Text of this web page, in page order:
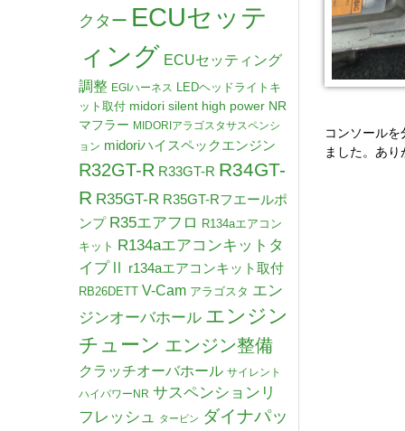
コンソール
ました。あ
クター ECUセッテ
ィング ECUセッティング
調整 EGIハーネス LEDヘッドライトキ
ット取付 midori silent high power NR
マフラー MIDORIアラゴスタサスペンシ
ョン midoriハイスペックエンジン
R32GT-R R33GT-R R34GT-
R R35GT-R R35GT-Rフエールポ
ンプ R35エアフロ R134aエアコン
キット R134aエアコンキットタ
イプⅡ
r134aエアコンキット取付
RB26DETT V-Cam アラゴスタ エン
ジンオーバホール エンジン
チューン エンジン整備
クラッチオーバホール サイレント
ハイパワーNR サスペンションリ
フレッシュ
タービン ダイナパッ